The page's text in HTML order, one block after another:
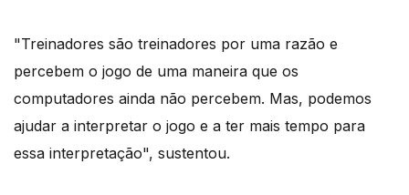
"Treinadores são treinadores por uma razão e
percebem o jogo de uma maneira que os
computadores ainda não percebem. Mas, podemos
ajudar a interpretar o jogo e a ter mais tempo para
essa interpretação", sustentou.